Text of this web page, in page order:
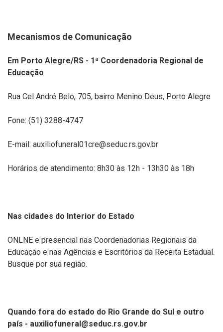
Mecanismos de Comunicação
Em Porto Alegre/RS - 1ª Coordenadoria Regional de
Educação
Rua Cel André Belo, 705, bairro Menino Deus, Porto Alegre
Fone: (51) 3288-4747
E-mail: auxiliofuneral01cre@seduc.rs.gov.br
Horários de atendimento: 8h30 às 12h - 13h30 às 18h
Nas cidades do Interior do Estado
ONLNE e presencial nas Coordenadorias Regionais da
Educação e nas Agências e Escritórios da Receita Estadual.
Busque por sua região.
Quando fora do estado do Rio Grande do Sul e outro
país - auxiliofuneral@seduc.rs.gov.br